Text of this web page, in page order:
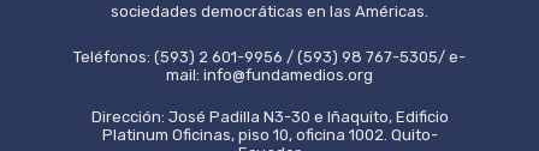
sociedades democráticas en las Américas.
Teléfonos: (593) 2 601-9956 / (593) 98 767-5305/ e-
mail: info@fundamedios.org
Dirección: José Padilla N3-30 e Iñaquito, Edificio
Platinum Oficinas, piso 10, oficina 1002. Quito-